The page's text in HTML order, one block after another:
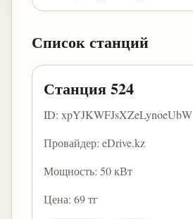
Список станций
Станция 524
ID: xpYJKWFJsXZeLynoeUbW
Провайдер: eDrive.kz
Мощность: 50 кВт
Цена: 69 тг